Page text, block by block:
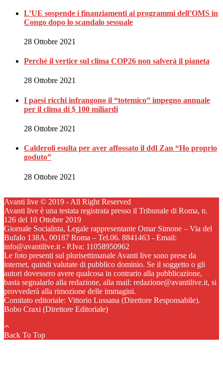
L’UE sospende i finanziamenti ai programmi dell’OMS in
Congo dopo lo scandalo sessuale
28 Ottobre 2021
Perché il vertice sul clima COP26 non salverà il pianeta
28 Ottobre 2021
I paesi ricchi infrangono il “totemico” impegno annuale
per il clima di $ 100 miliardi
28 Ottobre 2021
Calderoli esulta per aver affossato il ddl Zan “Ho proprio
goduto”
28 Ottobre 2021
Avanti live © 2019 - All Right Reserved
Avanti live è una testata registrata presso il Tribunale di Roma, n.
126 del 10 Ottobre 2019
Giornale Socialista, Legale rappresentante Omar Simone – Via del
Bufalo 138A, 00187 Roma – Tel.06. 8841463 - Email:
info@avantilive.it - P.Iva: 11058950962
Le foto presenti sul plurisettimanale Avanti live sono prese da
internet, quindi valutate di pubblico dominio. Se il soggetto o gli
autori dovessero avere qualcosa in contrario alla pubblicazione,
basta segnalarlo alla redazione, alla mail: redazione@avantilive.it, si
provvederà alla rimozione delle immagini.
Comitato editoriale: Vittorio Lussana (Direttore Responsabile).
Bobo Craxi (Direttore Editoriale)
Back To Top